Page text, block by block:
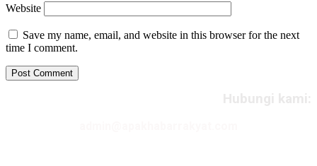
Website
Save my name, email, and website in this browser for the next
time I comment.